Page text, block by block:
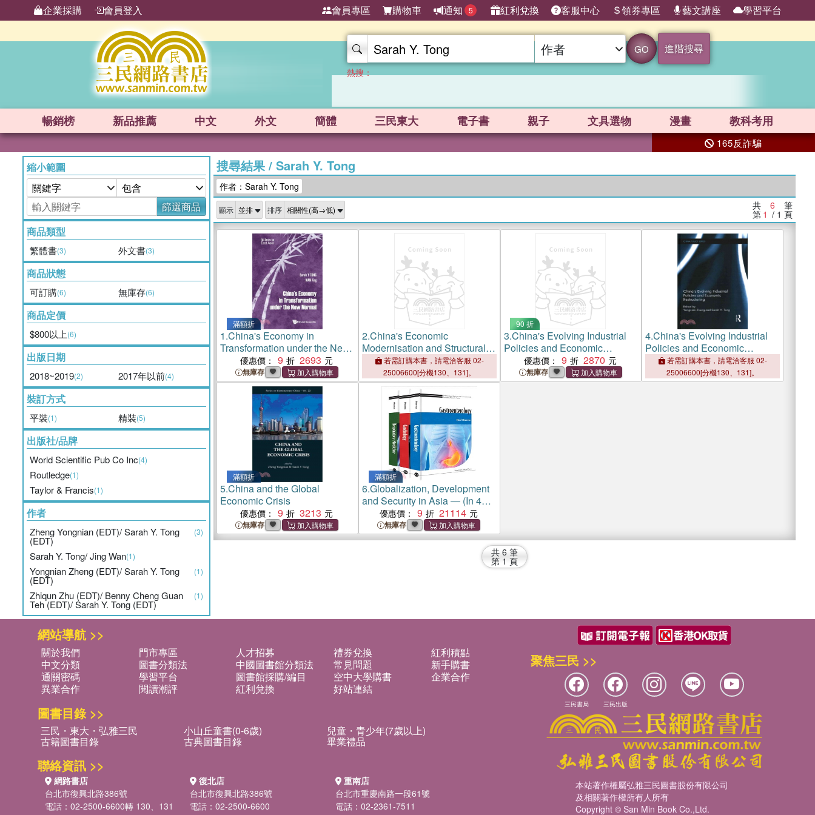
企業採購 會員登入 會員專區 購物車 通知 5 紅利兌換 客服中心 領券專區 藝文講座 學習平台
GO 進階搜尋
熱搜：
暢銷榜 新品推薦 中文 外文 簡體 三民東大 電子書 親子 文具選物 漫畫 教科考用
165反詐騙
縮小範圍
篩選商品
商品類型
繁體書(3) 外文書(3)
商品狀態
可訂購(6) 無庫存(6)
商品定價
$800以上(6)
出版日期
2018~2019(2) 2017年以前(4)
裝訂方式
平裝(1) 精裝(5)
出版社/品牌
World Scientific Pub Co Inc(4)
Routledge(1)
Taylor & Francis(1)
作者
Zheng Yongnian (EDT)/ Sarah Y. Tong
(EDT)
(3)
Sarah Y. Tong/ Jing Wan(1)
Yongnian Zheng (EDT)/ Sarah Y. Tong
(EDT)
(1)
Zhiqun Zhu (EDT)/ Benny Cheng Guan
Teh (EDT)/ Sarah Y. Tong (EDT)
(1)
搜尋結果/ Sarah Y. Tong
作者：Sarah Y. Tong
顯示 排序 共 6 筆
第 1 / 1 頁
滿額折
1.China's Economy in
Transformation under the New
Normal優惠價： 9 2693
無庫存
2.China's Economic
Modernisation and Structural
Changes ― Essays in Honour
of John Wong
若需訂購本書，請電洽客服 02-
25006600[分機130、131]。
90 折
3.China's Evolving Industrial
Policies and Economic
Restructuring
優惠價： 9 2870
無庫存
4.China's Evolving Industrial
Policies and Economic
Restructuring
若需訂購本書，請電洽客服 02-
25006600[分機130、131]。
滿額折
5.China and the Global
Economic Crisis
優惠價： 9 3213
無庫存
滿額折
6.Globalization, Development
and Security in Asia ― (In 4
Volumes) Volume 1: Foreign
Policy and Security in an Asian
Century: Threats, Strategies
and Policy Choices Volume 2:
優惠價： 9 21114
無庫存
共 6 筆
第 1 頁
網站導航 >>
關於我們 門市專區 人才招募 禮券兌換
紅利積點
中文分類
圖書分類法 中國圖書館分類法 常見問題
新手購書
通關密碼
學習平台 圖書館採購/編目 空中大學購書
企業合作
異業合作
閱讀潮評 紅利兌換 好站連結
圖書目錄 >>
三民・東大・弘雅三民 小山丘童書(0-6歲) 兒童・青少年(7歲以上)
古籍圖書目錄 古典圖書目錄 畢業禮品
聯絡資訊 >>
網路書店
台北市復興北路386號
電話：02-2500-6600轉 130、131
復北店
台北市復興北路386號
電話：02-2500-6600
重南店
台北市重慶南路一段61號
電話：02-2361-7511
聚焦三民 >>
三民書局 三民出版
本站著作權屬弘雅三民圖書股份有限公司
及相關著作權所有人所有
Copyright © San Min Book Co.,Ltd.